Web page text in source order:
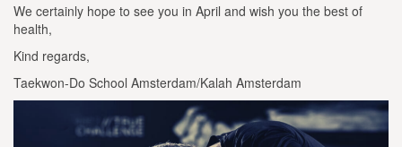
We certainly hope to see you in April and wish you the best of
health,
Kind regards,
Taekwon-Do School Amsterdam/Kalah Amsterdam